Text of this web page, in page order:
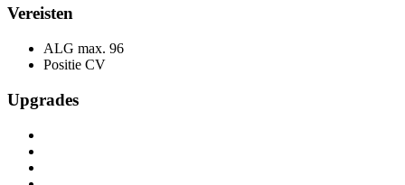
Vereisten
ALG max. 96
Positie CV
Upgrades